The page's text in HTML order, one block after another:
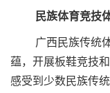
民族体育竞技
广西民族传统
蕴，开展板鞋竞技
感受到少数民族传